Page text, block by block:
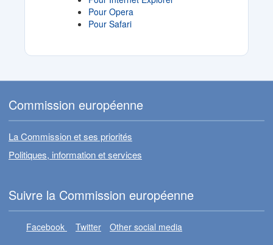
Pour Opera
Pour Safari
Commission européenne
La Commission et ses priorités
Politiques, information et services
Suivre la Commission européenne
Facebook Twitter Other social media